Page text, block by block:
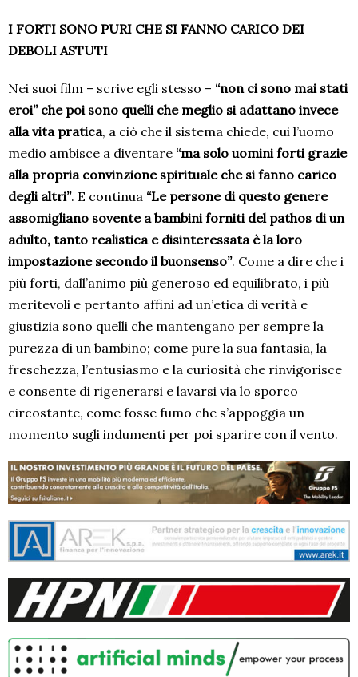
I FORTI SONO PURI CHE SI FANNO CARICO DEI
DEBOLI ASTUTI
Nei suoi film – scrive egli stesso – “non ci sono mai stati
eroi” che poi sono quelli che meglio si adattano invece
alla vita pratica, a ciò che il sistema chiede, cui l’uomo
medio ambisce a diventare “ma solo uomini forti grazie
alla propria convinzione spirituale che si fanno carico
degli altri”. E continua “Le persone di questo genere
assomigliano sovente a bambini forniti del pathos di un
adulto, tanto realistica e disinteressata è la loro
impostazione secondo il buonsenso”. Come a dire che i
più forti, dall’animo più generoso ed equilibrato, i più
meritevoli e pertanto affini ad un’etica di verità e
giustizia sono quelli che mantengano per sempre la
purezza di un bambino; come pure la sua fantasia, la
freschezza, l’entusiasmo e la curiosità che rinvigorisce
e consente di rigenerarsi e lavarsi via lo sporco
circostante, come fosse fumo che s’appoggia un
momento sugli indumenti per poi sparire con il vento.